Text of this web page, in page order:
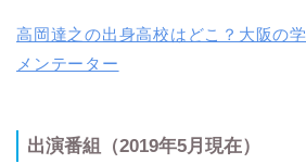
高岡達之の出身高校はどこ？大阪の
メンテーター
出演番組（2019年5月現在）